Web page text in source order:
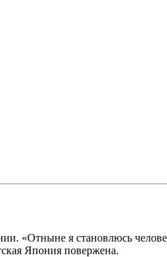
«Отныне я становлюсь
Япония повержена.